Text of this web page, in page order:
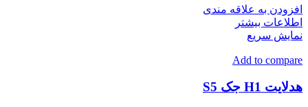
افزودن به علاقه مندی
اطلاعات بیشتر
نمایش سریع
Add to compare
هدلایت H1 جک S5